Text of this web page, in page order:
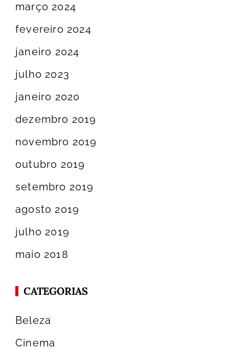
março 2024
fevereiro 2024
janeiro 2024
julho 2023
janeiro 2020
dezembro 2019
novembro 2019
outubro 2019
setembro 2019
agosto 2019
julho 2019
maio 2018
CATEGORIAS
Beleza
Cinema